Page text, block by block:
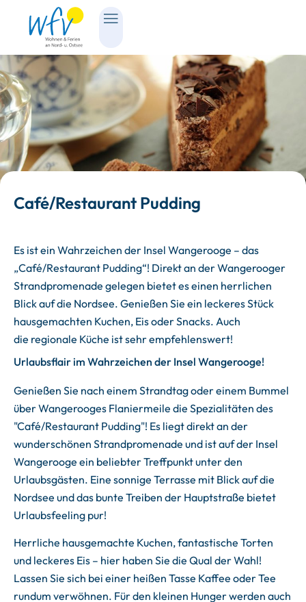
Café/Restaurant Pudding
Es ist ein Wahrzeichen der Insel Wangerooge – das
„Café/Restaurant Pudding“! Direkt an der Wangerooger
Strandpromenade gelegen bietet es einen herrlichen
Blick auf die Nordsee. Genießen Sie ein leckeres Stück
hausgemachten Kuchen, Eis oder Snacks. Auch
die regionale Küche ist sehr empfehlenswert!
Urlaubsflair im Wahrzeichen der Insel Wangerooge!
Genießen Sie nach einem Strandtag oder einem Bummel
über Wangerooges Flaniermeile die Spezialitäten des
"Café/Restaurant Pudding"! Es liegt direkt an der
wunderschönen Strandpromenade und ist auf der Insel
Wangerooge ein beliebter Treffpunkt unter den
Urlaubsgästen. Eine sonnige Terrasse mit Blick auf die
Nordsee und das bunte Treiben der Hauptstraße bietet
Urlaubsfeeling pur!
Herrliche hausgemachte Kuchen, fantastische Torten
und leckeres Eis – hier haben Sie die Qual der Wahl!
Lassen Sie sich bei einer heißen Tasse Kaffee oder Tee
rundum verwöhnen. Für den kleinen Hunger werden auch